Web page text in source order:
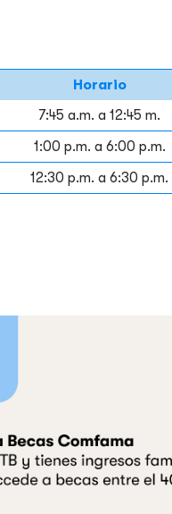
Horario
7:45 a.m. a 12:45 m.
1:00 p.m. a 6:00 p.m.
12:30 p.m. a 6:30 p.m.